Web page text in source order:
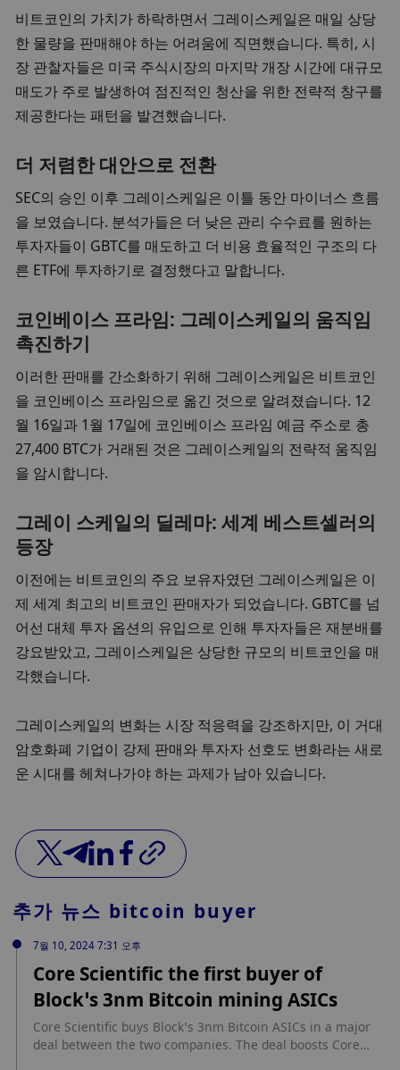
비트코인의 가치가 하락하면서 그레이스케일은 매일 상당
한 물량을 판매해야 하는 어려움에 직면했습니다. 특히, 시
장 관찰자들은 미국 주식시장의 마지막 개장 시간에 대규모
매도가 주로 발생하여 점진적인 청산을 위한 전략적 창구를
제공한다는 패턴을 발견했습니다.
더 저렴한 대안으로 전환
SEC의 승인 이후 그레이스케일은 이틀 동안 마이너스 흐름
을 보였습니다. 분석가들은 더 낮은 관리 수수료를 원하는
투자자들이 GBTC를 매도하고 더 비용 효율적인 구조의 다
른 ETF에 투자하기로 결정했다고 말합니다.
코인베이스 프라임: 그레이스케일의 움직임
촉진하기
이러한 판매를 간소화하기 위해 그레이스케일은 비트코인
을 코인베이스 프라임으로 옮긴 것으로 알려졌습니다. 12
월 16일과 1월 17일에 코인베이스 프라임 예금 주소로 총
27,400 BTC가 거래된 것은 그레이스케일의 전략적 움직임
을 암시합니다.
그레이 스케일의 딜레마: 세계 베스트셀러의
등장
이전에는 비트코인의 주요 보유자였던 그레이스케일은 이
제 세계 최고의 비트코인 판매자가 되었습니다. GBTC를 넘
어선 대체 투자 옵션의 유입으로 인해 투자자들은 재분배를
강요받았고, 그레이스케일은 상당한 규모의 비트코인을 매
각했습니다.
그레이스케일의 변화는 시장 적응력을 강조하지만, 이 거대
암호화폐 기업이 강제 판매와 투자자 선호도 변화라는 새로
운 시대를 헤쳐나가야 하는 과제가 남아 있습니다.
추가 뉴스 bitcoin buyer
7월 10, 2024 7:31 오후
Core Scientific the first buyer of
Block’s 3nm Bitcoin mining ASICs
Core Scientific buys Block’s 3nm Bitcoin ASICs in a major
deal between the two companies. The deal boosts Core